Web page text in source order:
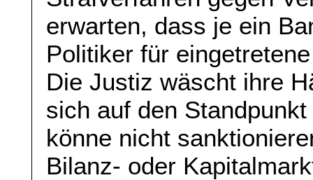
erwarten, dass je ein
Politiker für
Die Justiz wäscht ihre
sich auf den
könne nicht
Bilanz- oder